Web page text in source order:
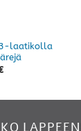
laatikolla